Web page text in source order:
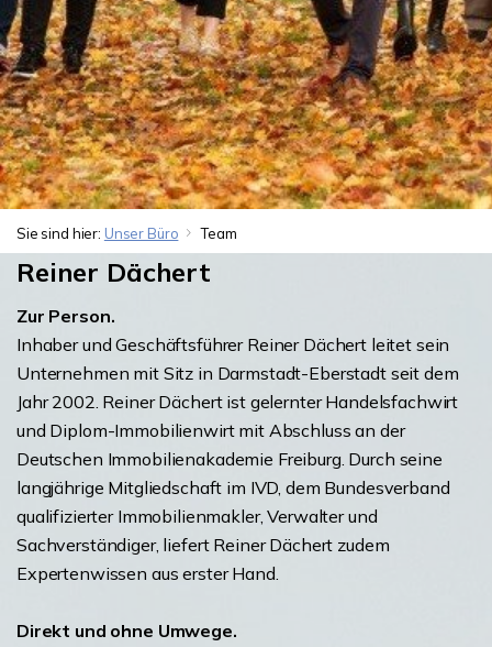
Sie sind hier: Unser Büro Team
Reiner Dächert
Zur Person.
Inhaber und Geschäftsführer Reiner Dächert leitet sein
Unternehmen mit Sitz in Darmstadt-Eberstadt seit dem
Jahr 2002. Reiner Dächert ist gelernter Handelsfachwirt
und Diplom-Immobilienwirt mit Abschluss an der
Deutschen Immobilienakademie Freiburg. Durch seine
langjährige Mitgliedschaft im IVD, dem Bundesverband
qualifizierter Immobilienmakler, Verwalter und
Sachverständiger, liefert Reiner Dächert zudem
Expertenwissen aus erster Hand.
Direkt und ohne Umwege.